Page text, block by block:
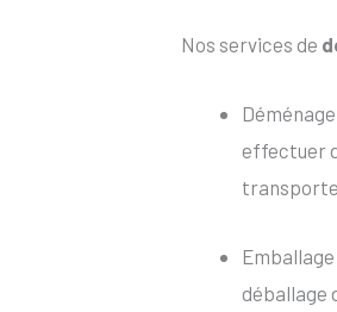
Nos services de
effectuer
déballage